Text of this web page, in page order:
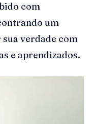
com
um
verdade com
e aprendizados.